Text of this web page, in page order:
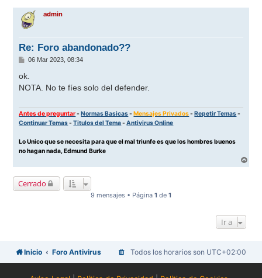
r
admin
Re: Foro abandonado??
M
n
a
06 Mar 2023, 08:34
ok.
NOTA. No te fíes solo del defender.
Antes de preguntar-Normas Basicas-Mensajes Privados-Repetir Temas-
Continuar Temas-Titulos del Tema-Antivirus Online
Lo Unico que se necesita para que el mal triunfe es que los hombres buenos
no hagan nada, Edmund Burke
r
Cerrado
9 mensajes • Página 1 de 1
Ir a
Inicio Foro Antivirus Todos los horarios son UTC+02:00